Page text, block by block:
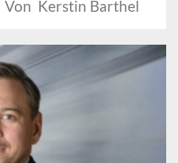
Von Kerstin Barthel